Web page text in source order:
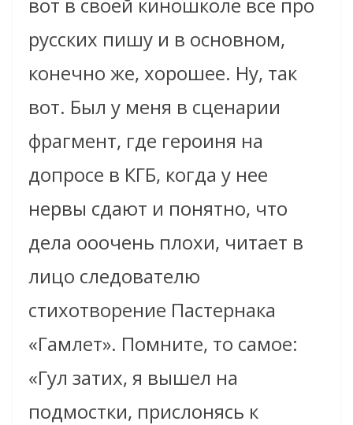
русских пишу и в основном,
конечно же, хорошее. Ну, так
вот. Был у меня в сценарии
фрагмент, где героиня на
допросе в КГБ, когда у нее
нервы сдают и понятно, что
дела ооочень плохи, читает в
лицо следователю
стихотворение Пастернака
«Гамлет». Помните, то самое:
«Гул затих, я вышел на
подмостки, прислонясь к